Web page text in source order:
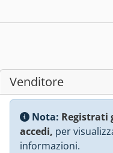
Venditore
Nota: Registrati
accedi, per
informazioni.